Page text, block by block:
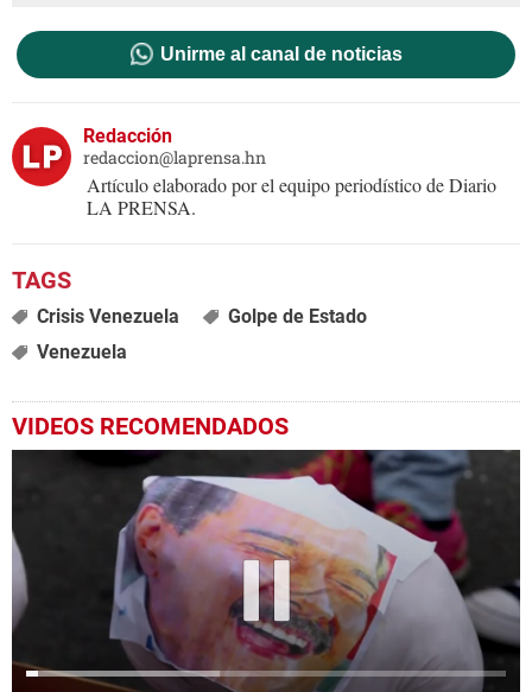
Unirme al canal de noticias
Redacción
redaccion@laprensa.hn
Artículo elaborado por el equipo periodístico de Diario
LA PRENSA.
Crisis Venezuela
Golpe de Estado
Venezuela
VIDEOS RECOMENDADOS